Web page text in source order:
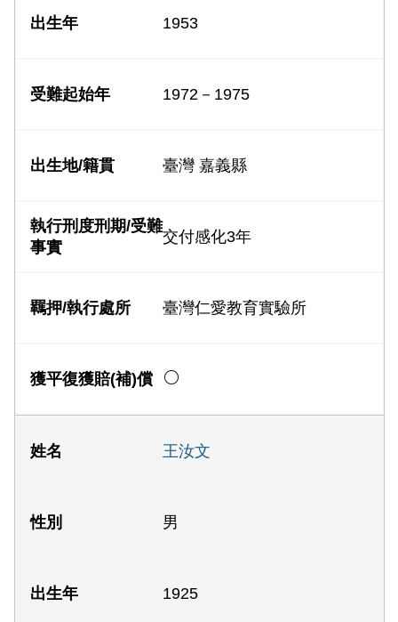
1953
1972－1975
臺灣 嘉義縣
交付感化3年
臺灣仁愛教育實驗所
王汝文
男
1925